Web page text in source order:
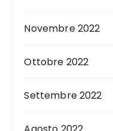
Novembre 2022
Ottobre 2022
Settembre 2022